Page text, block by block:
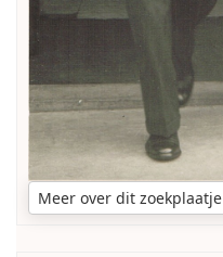
Meer over dit zoekplaatje